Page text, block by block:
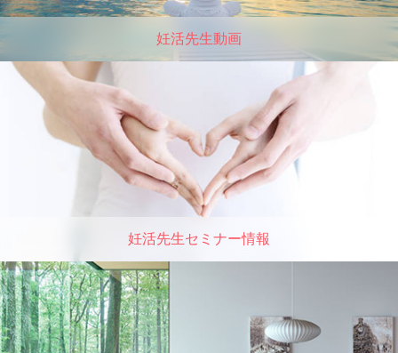
妊活先生動画
妊活先生セミナー情報